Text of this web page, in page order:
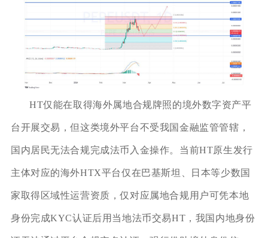
HT仅能在取得海外属地合规牌照的境外数字资产平
台开展交易，但这类境外平台不受我国金融监管管辖，
国内居民无法合规完成法币入金操作。当前HT原生发行
主体对应的海外HTX平台仅在巴基斯坦、日本等少数国
家取得区域性运营资质，仅对应属地合规用户可凭本地
身份完成KYC认证后用当地法币交易HT，我国内地身份